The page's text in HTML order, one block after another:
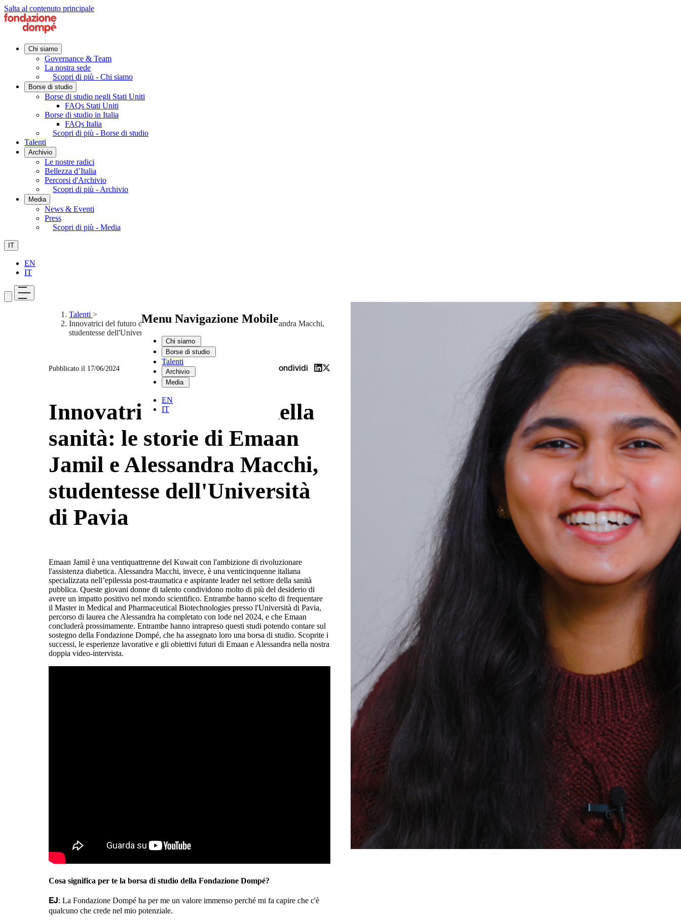
Salta al contenuto principale
Chi siamo
Governance & Team
La nostra sede
Scopri di più - Chi siamo
Borse di studio
Borse di studio negli Stati Uniti
FAQs Stati Uniti
Borse di studio in Italia
FAQs Italia
Scopri di più - Borse di studio
Talenti
Archivio
Le nostre radici
Bellezza d’Italia
Percorsi d'Archivio
Scopri di più - Archivio
Media
News & Eventi
Press
Scopri di più - Media
IT
EN
IT
Menu Navigazione Mobile
Chi siamo
Borse di studio
Talenti
Archivio
Media
EN
IT
Talenti >
Innovatrici del futuro della sanità: le storie di Emaan Jamil e Alessandra Macchi,
studentesse dell'Università di Pavia
Pubblicato il 17/06/2024 Condividi
Innovatrici del futuro della
sanità: le storie di Emaan
Jamil e Alessandra Macchi,
studentesse dell'Università
di Pavia
Emaan Jamil è una ventiquattrenne del Kuwait con l'ambizione di rivoluzionare
l'assistenza diabetica. Alessandra Macchi, invece, è una venticinquenne italiana
specializzata nell’epilessia post-traumatica e aspirante leader nel settore della sanità
pubblica. Queste giovani donne di talento condividono molto di più del desiderio di
avere un impatto positivo nel mondo scientifico. Entrambe hanno scelto di frequentare
il Master in Medical and Pharmaceutical Biotechnologies presso l'Università di Pavia,
percorso di laurea che Alessandra ha completato con lode nel 2024, e che Emaan
concluderà prossimamente. Entrambe hanno intrapreso questi studi potendo contare sul
sostegno della Fondazione Dompé, che ha assegnato loro una borsa di studio. Scoprite i
successi, le esperienze lavorative e gli obiettivi futuri di Emaan e Alessandra nella nostra
doppia video-intervista.
Cosa significa per te la borsa di studio della Fondazione Dompé?
EJ: La Fondazione Dompé ha per me un valore immenso perché mi fa capire che c'è
qualcuno che crede nel mio potenziale.